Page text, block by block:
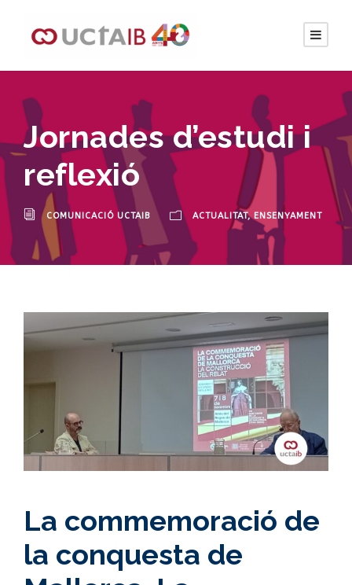
Jornades d’estudi i
reflexió
COMUNICACIÓ UCTAIB ACTUALITAT, ENSENYAMENT
La commemoració de
la conquesta de